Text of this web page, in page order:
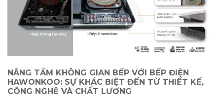
NÂNG TẦM KHÔNG GIAN BẾP VỚI BẾP ĐIỆN
HAWONKOO: SỰ KHÁC BIỆT ĐẾN TỪ THIẾT KẾ,
CÔNG NGHỆ VÀ CHẤT LƯỢNG